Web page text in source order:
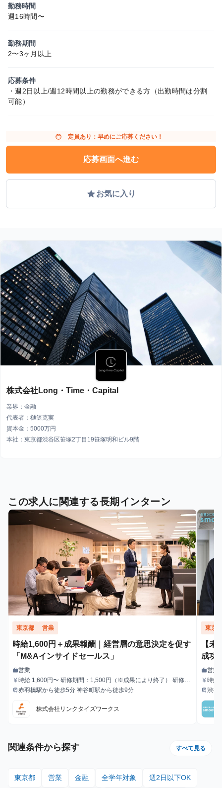
勤務時間
週16時間〜
勤務期間
2〜3ヶ月以上
応募条件
・週2日以上/週12時間以上の勤務ができる方（出勤時間は分割
可能）
face 定員あり：早めにご応募ください！
応募画面へ進む
gradeお気に入り
株式会社Long・Time・Capital
業界：金融
代表者：樋笠克実
資本金：5000万円
本社：東京都渋谷区笹塚2丁目19笹塚明和ビル9階
この求人に関連する長期インターン
東京都 営業
時給1,600円＋成果報酬｜経営層の意思決定を促す
「M&Aインサイドセールス」
職種
work営業
給与
currency_yen 時給 1,600円〜 研修期間：1,500円（※成果により終了） 研修終
了後：1,600円～ ＼アポ獲得によるインセンティブあり／ 1件〜1
はリセットされます 給与モデル ■月48時間稼働、アポ10件の場
合：176,800円 内訳：48時間×時給1,600円＋10件×インセンティ
最寄駅
train赤羽橋駅から徒歩5分 神谷町駅から徒歩9分
株式会社リンクタイズワークス
東京
【
成功
職種
work営業
給与
currency_yen 時給
最寄駅
train渋谷
関連条件から探す すべて見る
東京都 営業 金融 全学年対象 週2日以下OK